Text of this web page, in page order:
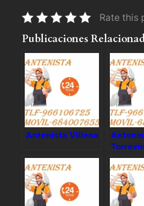
Rate this
Publicaciones
Antenista Villena